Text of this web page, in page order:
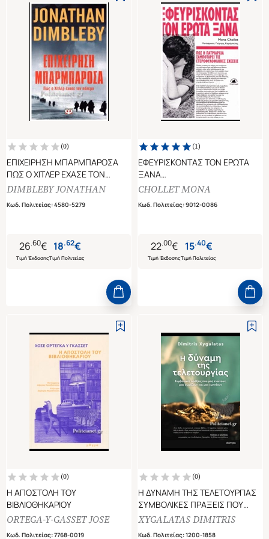
(0)
ΕΠΙΧΕΙΡΗΣΗ ΜΠΑΡΜΠΑΡΟΣΑ
ΠΩΣ Ο ΧΙΤΛΕΡ ΕΧΑΣΕ ΤΟΝ
ΠΟΛΕΜΟ
DIMBLEBY JONATHAN
Κωδ. Πολιτείας:4580-5279
26.60€
Τιμή Έκδοσης
18.62€
Τιμή Πολιτείας
(1)
ΕΦΕΥΡΙΣΚΟΝΤΑΣ ΤΟΝ ΕΡΩΤΑ
ΞΑΝΑ
ΠΩΣ Η ΠΑΤΡΙΑΡΧΙΑ
ΕΤΕΡΟΦΥΛΟΦΙΛΙΚΕΣ ΣΧΕΣΕΙΣ
CHOLLET MONA
Κωδ. Πολιτείας:9012-0086
22.00€
Τιμή Έκδοσης
15.40€
Τιμή Πολιτείας
(0)
Η ΑΠΟΣΤΟΛΗ ΤΟΥ
ΒΙΒΛΙΟΘΗΚΑΡΙΟΥ
ORTEGA-Y-GASSET JOSE
Κωδ. Πολιτείας:7768-0019
(0)
Η ΔΥΝΑΜΗ ΤΗΣ ΤΕΛΕΤΟΥΡΓΙΑΣ
ΣΥΜΒΟΛΙΚΕΣ ΠΡΑΞΕΙΣ ΠΟΥ
ΜΑΣ ΕΝΩΝΟΥΝ, ΜΑΣ ΧΩΡΙΖΟΥΝ
XYGALATAS DIMITRIS
Κωδ. Πολιτείας:1200-1858